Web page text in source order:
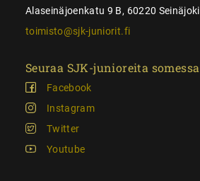
Alaseinäjoenkatu 9 B, 60220 Seinäjoki
toimisto@sjk-juniorit.fi
Seuraa SJK-junioreita somessa
Facebook
Instagram
Twitter
Youtube